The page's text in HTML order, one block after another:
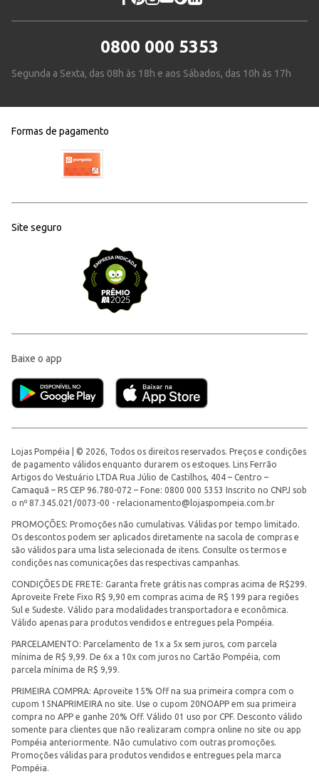
0800 000 5353
Segunda a Sexta, das 08h às 18h e aos Sábados, das 10h às 17h
Formas de pagamento
Site seguro
Baixe o app
Lojas Pompéia | © 2026, Todos os direitos reservados. Preços e condições
de pagamento válidos enquanto durarem os estoques. Lins Ferrão
Artigos do Vestuário LTDA Rua Júlio de Castilhos, 404 – Centro –
Camaquã – RS CEP 96.780-072 – Fone: 0800 000 5353 Inscrito no CNPJ sob
o nº 87.345.021/0073-00 - relacionamento@lojaspompeia.com.br
PROMOÇÕES: Promoções não cumulativas. Válidas por tempo limitado.
Os descontos podem ser aplicados diretamente na sacola de compras e
são válidos para uma lista selecionada de itens. Consulte os termos e
condições nas comunicações das respectivas campanhas.
CONDIÇÕES DE FRETE: Garanta frete grátis nas compras acima de R$299.
Aproveite Frete Fixo R$ 9,90 em compras acima de R$ 199 para regiões
Sul e Sudeste. Válido para modalidades transportadora e econômica.
Válido apenas para produtos vendidos e entregues pela Pompéia.
PARCELAMENTO: Parcelamento de 1x a 5x sem juros, com parcela
mínima de R$ 9,99. De 6x a 10x com juros no Cartão Pompéia, com
parcela mínima de R$ 9,99.
PRIMEIRA COMPRA: Aproveite 15% Off na sua primeira compra com o
cupom 15NAPRIMEIRA no site. Use o cupom 20NOAPP em sua primeira
compra no APP e ganhe 20% Off. Válido 01 uso por CPF. Desconto válido
somente para clientes que não realizaram compra online no site ou app
Pompéia anteriormente. Não cumulativo com outras promoções.
Promoções válidas para produtos vendidos e entregues pela marca
Pompéia.